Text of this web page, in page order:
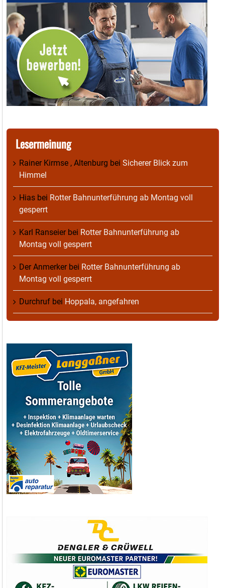
Lesermeinung
Rainer Kirmse , Altenburg bei Sicherer Blick zum
Himmel
Hias bei Rotter Bahnunterführung ab Montag voll
gesperrt
Karl Ranseierbei Rotter Bahnunterführung ab
Montag voll gesperrt
Der Anmerkerbei Rotter Bahnunterführung ab
Montag voll gesperrt
Durchruf bei Hoppala, angefahren